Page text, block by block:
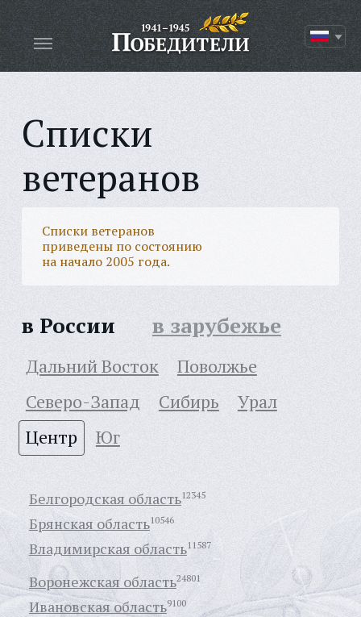
Списки
ветеранов
Списки ветеранов
приведены по состоянию
на начало 2005 года.
в России в зарубежье
Дальний Восток
Поволжье
Северо-Запад
Сибирь
Урал
Центр
Юг
Белгородская область12345
Брянская область10546
Владимирская область11587
Воронежская область24801
Ивановская область9100